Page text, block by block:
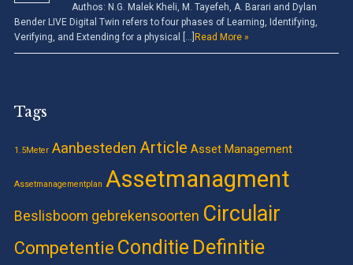
Authos: N.G. Malek Kheli, M. Tayefeh, A. Barari and Dylan
Bender LIVE Digital Twin refers to four phases of Learning, Identifying,
Verifying, and Extending for a physical […] Read More »
Tags
1.5Meter Aanbesteden Article Asset Management
Assetmanagementplan Assetmanagment
Beslisboom gebrekensoorten Circulair
Competentie Conditie Definitie